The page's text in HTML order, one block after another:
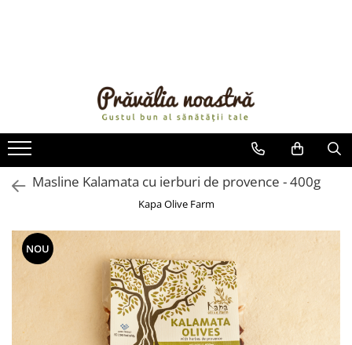
ULEIURI ȘI UNTURI
MĂSLINE
NUCI ȘI SEMINȚE
FRUCTE DESHIDRATATE
ÎNDULCITORI NATURALI / MIERE
FRUCTE LA CONSERVĂ
OȚETURI ȘI SOSURI
SOSURI
FĂINĂ FĂRĂ GLUTEN
BĂUTURI / LAPTE VEGETAL
OREZ ȘI CEREALE
Masline Kalamata cu ierburi de provence - 400g
Kapa Olive Farm
NOU